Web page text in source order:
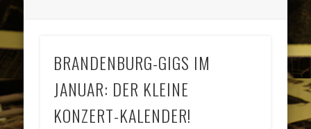
BRANDENBURG-GIGS IM
JANUAR: DER KLEINE
KONZERT-KALENDER!